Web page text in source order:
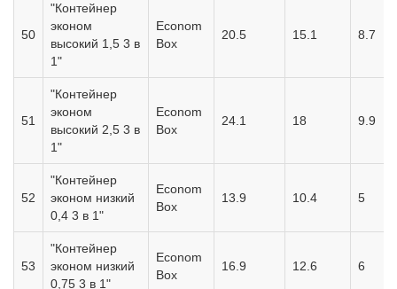
50
"Контейнер
эконом
высокий 1,5 3 в
1"
Econom
Box
20.5 15.1 8.7
51
"Контейнер
эконом
высокий 2,5 3 в
1"
Econom
Box
24.1 18 9.9
52
"Контейнер
эконом низкий
0,4 3 в 1"
Econom
Box
13.9 10.4 5
53
"Контейнер
эконом низкий
0,75 3 в 1"
Econom
Box
16.9 12.6 6